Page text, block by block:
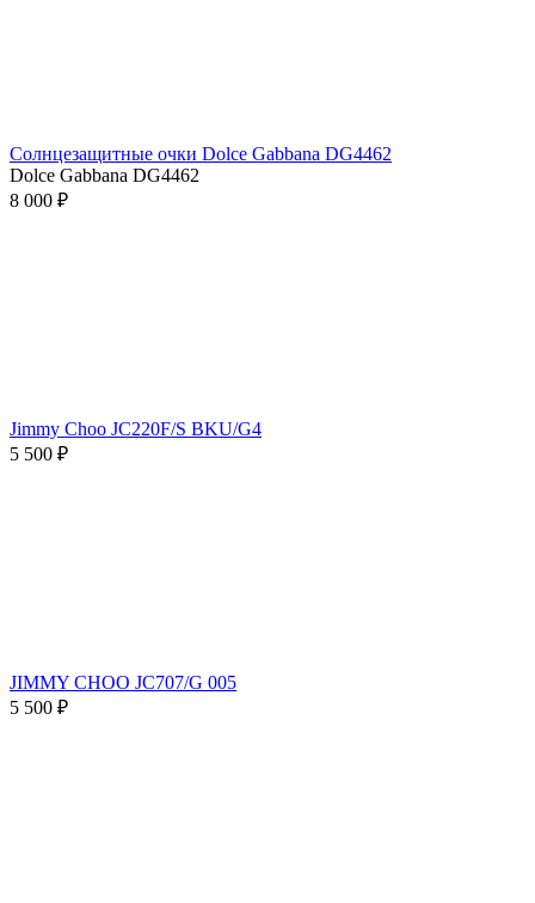
Солнцезащитные очки Dolce Gabbana DG4462
Dolce Gabbana DG4462
8 000 ₽
Jimmy Choo JC220F/S BKU/G4
5 500 ₽
JIMMY CHOO JC707/G 005
5 500 ₽